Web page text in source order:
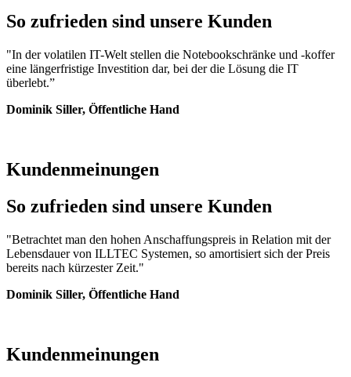
So zufrieden sind unsere Kunden
"In der volatilen IT-Welt stellen die Notebookschränke und -koffer
eine längerfristige Investition dar, bei der die Lösung die IT
überlebt.”
Dominik Siller, Öffentliche Hand
Kundenmeinungen
So zufrieden sind unsere Kunden
"Betrachtet man den hohen Anschaffungspreis in Relation mit der
Lebensdauer von ILLTEC Systemen, so amortisiert sich der Preis
bereits nach kürzester Zeit."
Dominik Siller, Öffentliche Hand
Kundenmeinungen